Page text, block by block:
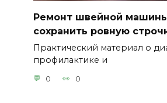
Ремонт швейной
сохранить ровную
Практический материал о
профилактике и
0 0